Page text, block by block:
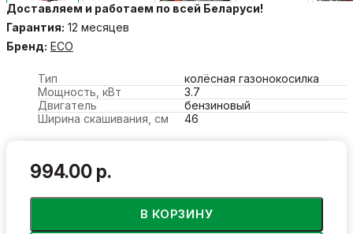
Доставляем и работаем по всей Беларуси!
Гарантия: 12 месяцев
Бренд: ECO
Тип
колёсная газонокосилка
Мощность, кВт
3.7
Двигатель
бензиновый
Ширина скашивания, см
46
994.00 р.
В КОРЗИНУ